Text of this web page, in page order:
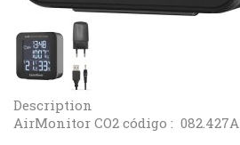
Description
AirMonitor CO2 código : 082.427A